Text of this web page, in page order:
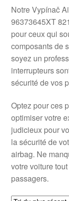
Procédure de
Termes et
Notre Vypínač
96373645XT
pour ceux qui
composants de
soyez un
interrupteurs
sécurité de vos
Optez pour ces
optimiser votre
judicieux pour
la sécurité de
airbag. Ne
votre voiture
passagers.